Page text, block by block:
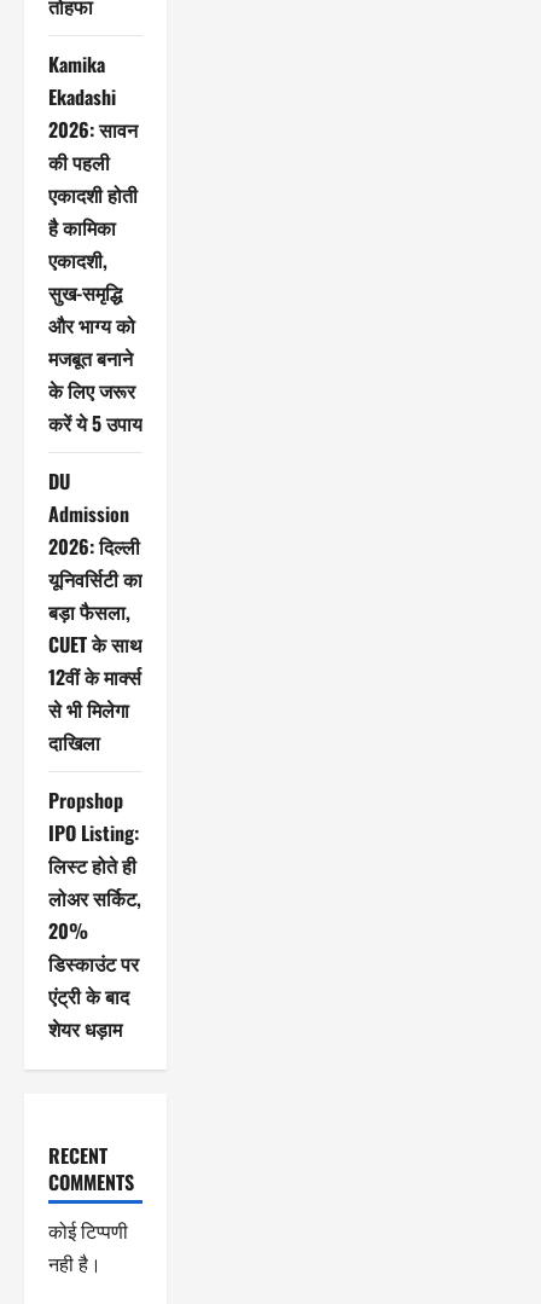
तोहफा
Kamika
Ekadashi
2026: सावन
की पहली
एकादशी होती
है कामिका
एकादशी,
सुख-समृद्धि
और भाग्य को
मजबूत बनाने
के लिए जरूर
करें ये 5 उपाय
DU
Admission
2026: दिल्ली
यूनिवर्सिटी का
बड़ा फैसला,
CUET के साथ
12वीं के मार्क्स
से भी मिलेगा
दाखिला
Propshop
IPO Listing:
लिस्ट होते ही
लोअर सर्किट,
20%
डिस्काउंट पर
एंट्री के बाद
शेयर धड़ाम
RECENT
COMMENTS
कोई टिप्पणी
नही है।